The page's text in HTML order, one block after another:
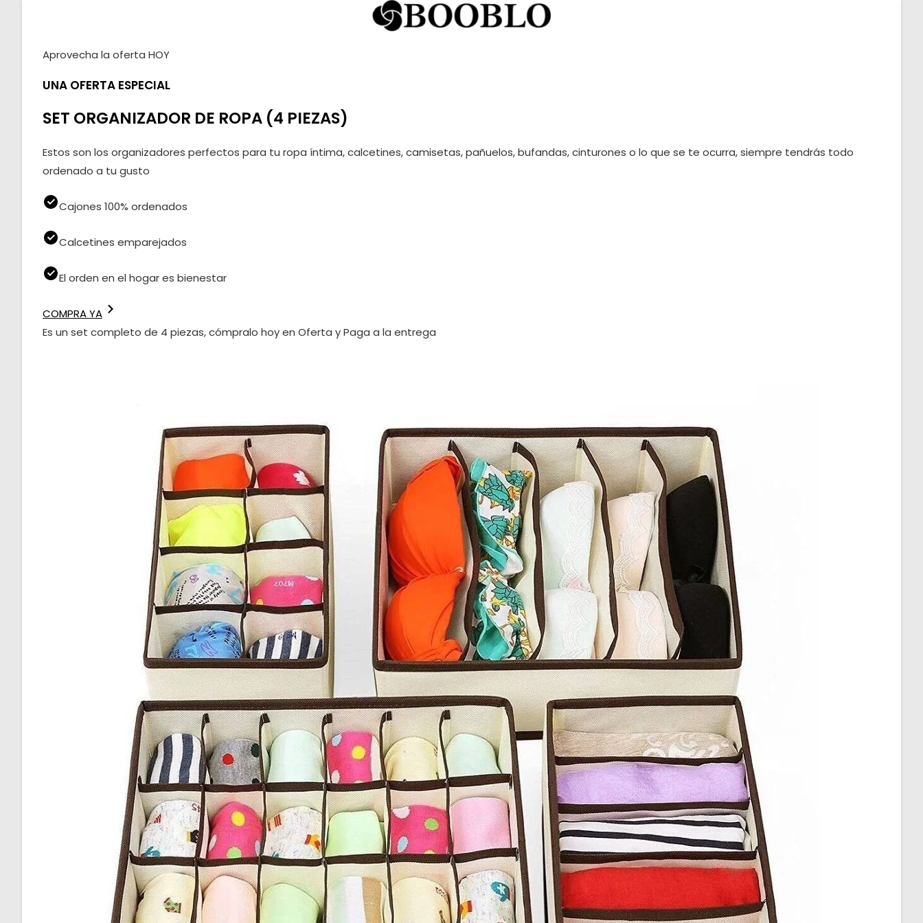
Aprovecha la oferta HOY
UNA OFERTA ESPECIAL
SET ORGANIZADOR DE ROPA (4 PIEZAS)
Estos son los organizadores perfectos para tu ropa íntima, calcetines, camisetas, pañuelos, bufandas, cinturones o lo que se te ocurra, siempre tendrás todo
ordenado a tu gusto
Cajones 100% ordenados
Calcetines emparejados
El orden en el hogar es bienestar
COMPRA YA
Es un set completo de 4 piezas, cómpralo hoy en Oferta y Paga a la entrega